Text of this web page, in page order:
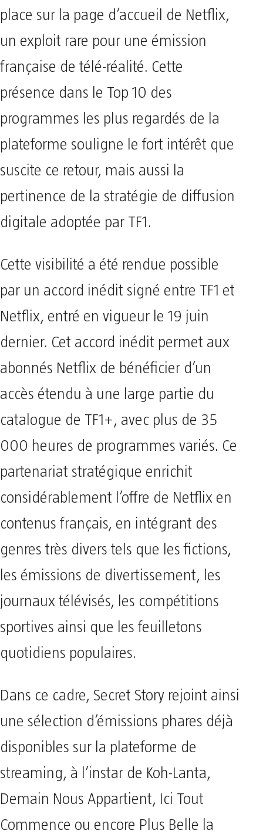
place sur la page d’accueil de Netflix,
un exploit rare pour une émission
française de télé-réalité. Cette
présence dans le Top 10 des
programmes les plus regardés de la
plateforme souligne le fort intérêt que
suscite ce retour, mais aussi la
pertinence de la stratégie de diffusion
digitale adoptée par TF1.
Cette visibilité a été rendue possible
par un accord inédit signé entre TF1 et
Netflix, entré en vigueur le 19 juin
dernier. Cet accord inédit permet aux
abonnés Netflix de bénéficier d’un
accès étendu à une large partie du
catalogue de TF1+, avec plus de 35
000 heures de programmes variés. Ce
partenariat stratégique enrichit
considérablement l’offre de Netflix en
contenus français, en intégrant des
genres très divers tels que les fictions,
les émissions de divertissement, les
journaux télévisés, les compétitions
sportives ainsi que les feuilletons
quotidiens populaires.
Dans ce cadre, Secret Story rejoint ainsi
une sélection d’émissions phares déjà
disponibles sur la plateforme de
streaming, à l’instar de Koh-Lanta,
Demain Nous Appartient, Ici Tout
Commence ou encore Plus Belle la